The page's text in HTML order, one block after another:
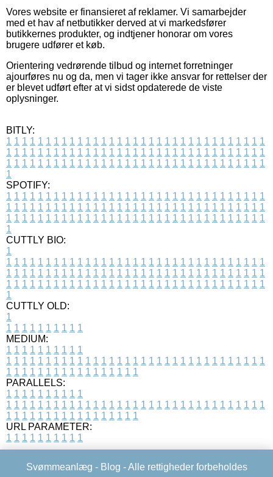
Vores website er finansieret af reklamer. Vi samarbejder
med et hav af netbutikker derved at vi markedsfører
butikkernes produkter, og indtjener honorar om vores
brugere udfører et køb.
Orientering vedrørende tilbud og internet forretninger
ajourføres nu og da, men vi tager ikke ansvar for rettelser der
er blevet udført efter at vi sidst opdaterede de viste
oplysninger.
BITLY:
1 1 1 1 1 1 1 1 1 1 1 1 1 1 1 1 1 1 1 1 1 1 1 1 1 1 1 1 1 1 1 1 1
1 1 1 1 1 1 1 1 1 1 1 1 1 1 1 1 1 1 1 1 1 1 1 1 1 1 1 1 1 1 1 1 1
1 1 1 1 1 1 1 1 1 1 1 1 1 1 1 1 1 1 1 1 1 1 1 1 1 1 1 1 1 1 1 1 1
1
SPOTIFY:
1 1 1 1 1 1 1 1 1 1 1 1 1 1 1 1 1 1 1 1 1 1 1 1 1 1 1 1 1 1 1 1 1
1 1 1 1 1 1 1 1 1 1 1 1 1 1 1 1 1 1 1 1 1 1 1 1 1 1 1 1 1 1 1 1 1
1 1 1 1 1 1 1 1 1 1 1 1 1 1 1 1 1 1 1 1 1 1 1 1 1 1 1 1 1 1 1 1 1
1
CUTTLY BIO:
1
1 1 1 1 1 1 1 1 1 1 1 1 1 1 1 1 1 1 1 1 1 1 1 1 1 1 1 1 1 1 1 1 1
1 1 1 1 1 1 1 1 1 1 1 1 1 1 1 1 1 1 1 1 1 1 1 1 1 1 1 1 1 1 1 1 1
1 1 1 1 1 1 1 1 1 1 1 1 1 1 1 1 1 1 1 1 1 1 1 1 1 1 1 1 1 1 1 1 1
1
CUTTLY OLD:
1
1 1 1 1 1 1 1 1 1 1
MEDIUM:
1 1 1 1 1 1 1 1 1 1
1 1 1 1 1 1 1 1 1 1 1 1 1 1 1 1 1 1 1 1 1 1 1 1 1 1 1 1 1 1 1 1 1
1 1 1 1 1 1 1 1 1 1 1 1 1 1 1 1 1
PARALLELS:
1 1 1 1 1 1 1 1 1 1
1 1 1 1 1 1 1 1 1 1 1 1 1 1 1 1 1 1 1 1 1 1 1 1 1 1 1 1 1 1 1 1 1
1 1 1 1 1 1 1 1 1 1 1 1 1 1 1 1 1
URL PARAMETER:
1 1 1 1 1 1 1 1 1 1
Svømmeanlæg - Blog - Alle rettigheder forbeholdes